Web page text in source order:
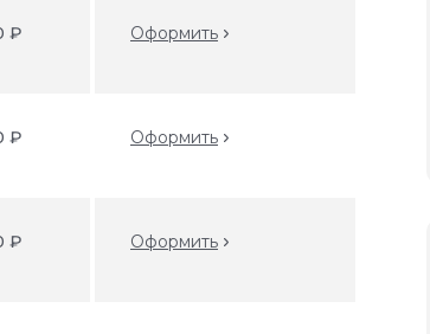
₽ Оформить
₽ Оформить
₽ Оформить